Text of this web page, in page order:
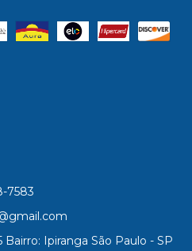
7583
Bairro: Ipiranga São Paulo - SP